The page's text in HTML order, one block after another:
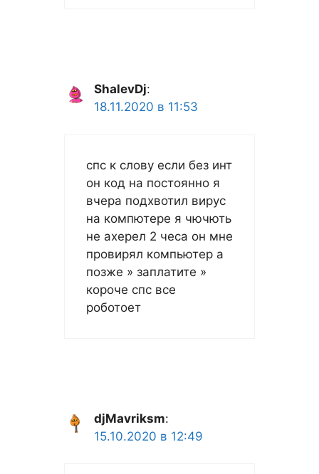
ShalevDj:
18.11.2020 в 11:53
спс к слову если без инт
он код на постоянно я
вчера подхвотил вирус
на компютере я чючють
не ахерел 2 чеса он мне
провирял компьютер а
позже » заплатите »
короче спс все
роботоет
djMavriksm:
15.10.2020 в 12:49